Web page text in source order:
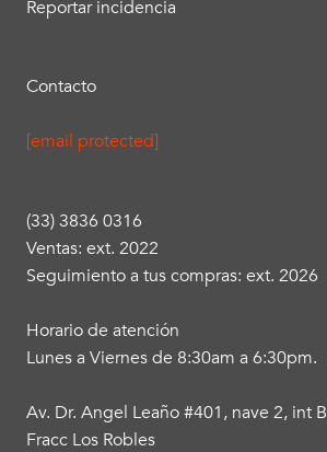
Reportar incidencia
Contacto
[email protected]
(33) 3836 0316
Ventas: ext. 2022
Seguimiento a tus compras: ext. 2026
Horario de atención
Lunes a Viernes de 8:30am a 6:30pm.
Av. Dr. Angel Leaño #401, nave 2, int B
Fracc Los Robles